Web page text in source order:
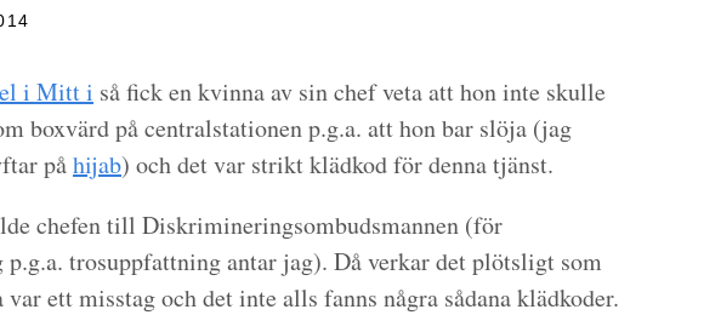
i Mitt i så fick en kvinna av sin chef veta att hon inte skulle
boxvärd på centralstationen p.g.a. att hon bar slöja (jag
påhijab) och det var strikt klädkod för denna tjänst.
chefen till Diskrimineringsombudsmannen (för
trosuppfattning antar jag). Då verkar det plötsligt som
ett misstag och det inte alls fanns några sådana klädkoder.